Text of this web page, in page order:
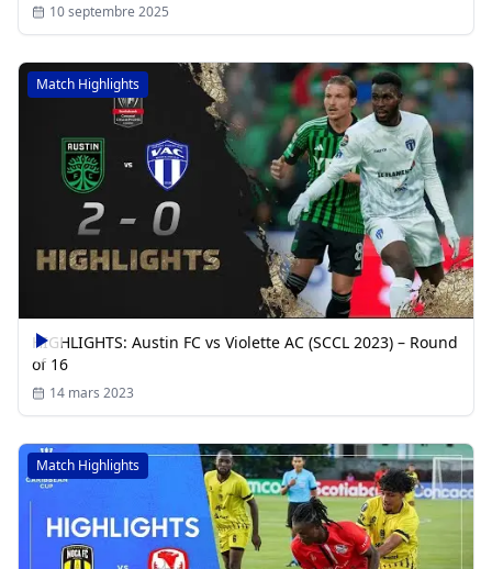
10 septembre 2025
Match Highlights
HIGHLIGHTS: Austin FC vs Violette AC (SCCL 2023) – Round
of 16
14 mars 2023
Match Highlights